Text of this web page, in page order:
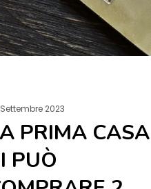
2023
PRIMA CASA
PUÒ